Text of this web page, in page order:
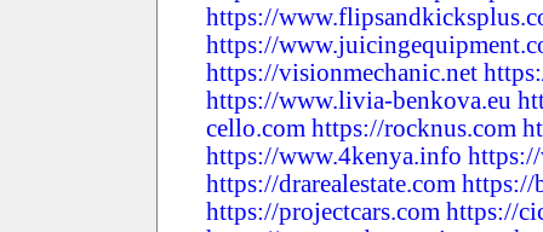
https://
https://
https://visionmechanic.net
https://www.livia-benkova.eu
cello.com https://rocknus.com
https://www.4kenya.info
https://drarealestate.com https://
https://projectcars.com https://